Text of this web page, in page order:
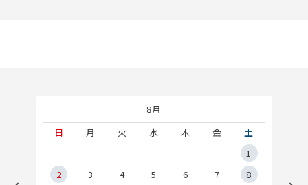
8月
日
月 火 水 木 金
土
1
2
3 4 5 6 7
8